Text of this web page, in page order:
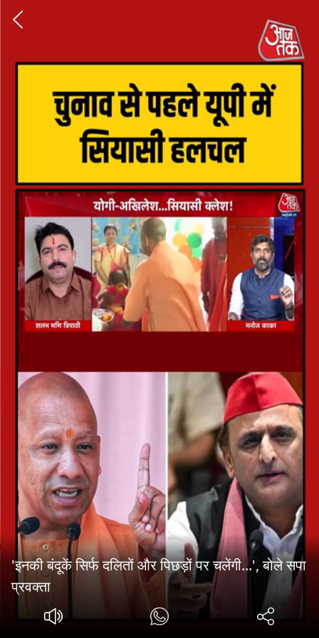
'इनकी बंदूकें सिर्फ दलितों और पिछड़ों पर चलेंगी...', बोले सपा
प्रवक्ता